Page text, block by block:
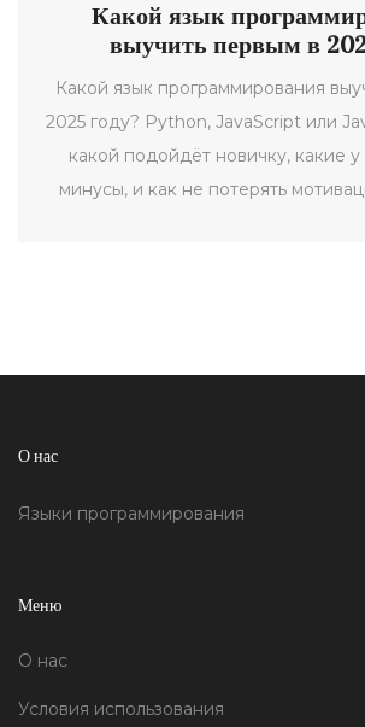
Какой язык
выучить первым в
Какой язык программирования
2025 году? Python, JavaScript или
какой подойдёт новичку, какие
минусы, и как не потерять
О нас
Языки программирования
Меню
О нас
Условия использования